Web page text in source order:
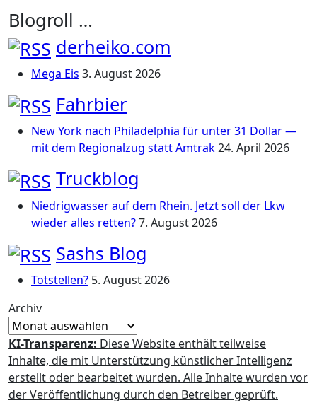
Blogroll …
derheiko.com
Mega Eis 3. August 2026
Fahrbier
New York nach Philadelphia für unter 31 Dollar —
mit dem Regionalzug statt Amtrak24. April 2026
Truckblog
Niedrigwasser auf dem Rhein. Jetzt soll der Lkw
wieder alles retten?7. August 2026
Sashs Blog
Totstellen? 5. August 2026
Archiv
KI-Transparenz: Diese Website enthält teilweise
Inhalte, die mit Unterstützung künstlicher Intelligenz
erstellt oder bearbeitet wurden. Alle Inhalte wurden vor
der Veröffentlichung durch den Betreiber geprüft.